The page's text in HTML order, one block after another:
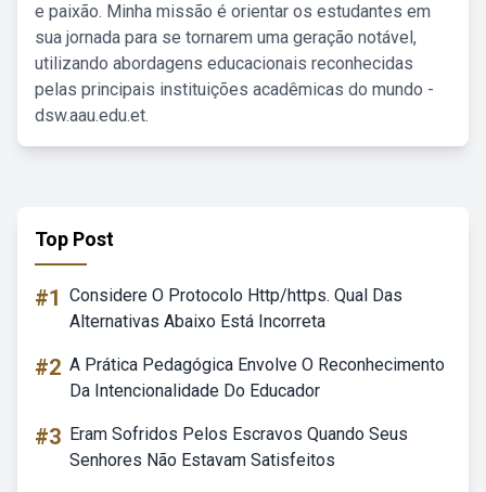
e paixão. Minha missão é orientar os estudantes em
sua jornada para se tornarem uma geração notável,
utilizando abordagens educacionais reconhecidas
pelas principais instituições acadêmicas do mundo -
dsw.aau.edu.et.
Top Post
#1 Considere O Protocolo Http/https. Qual Das
Alternativas Abaixo Está Incorreta
#2 A Prática Pedagógica Envolve O Reconhecimento
Da Intencionalidade Do Educador
#3 Eram Sofridos Pelos Escravos Quando Seus
Senhores Não Estavam Satisfeitos